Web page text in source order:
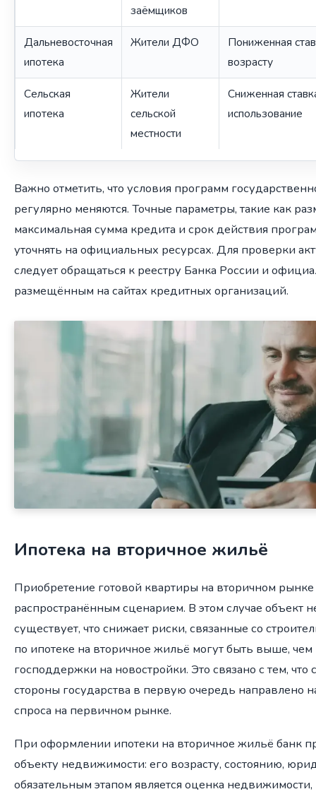
заёмщиков
Дальневосточная
ипотека
Жители ДФО
Пониженная
возрасту
Сельская
ипотека
Жители
сельской
местности
Сниженная
использование
Важно отметить, что условия программ
регулярно меняются. Точные параметры, такие как
максимальная сумма кредита и срок действия
уточнять на официальных ресурсах. Для проверки
следует обращаться к реестру Банка России и
размещённым на сайтах кредитных организаций.
Ипотека на вторичное жильё
Приобретение готовой квартиры на вторичном рынке
распространённым сценарием. В этом случае объект
существует, что снижает риски, связанные со
по ипотеке на вторичное жильё могут быть выше,
господдержки на новостройки. Это связано с тем, что
стороны государства в первую очередь направлено
спроса на первичном рынке.
При оформлении ипотеки на вторичное жильё банк
объекту недвижимости: его возрасту, состоянию,
обязательным этапом является оценка недвижимости,